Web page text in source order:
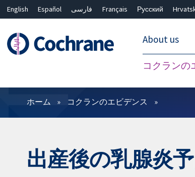
English Español فارسی Français Русский
About us
コクランの
フィルター
ホーム コクランのエビデンス
出産後の乳腺炎